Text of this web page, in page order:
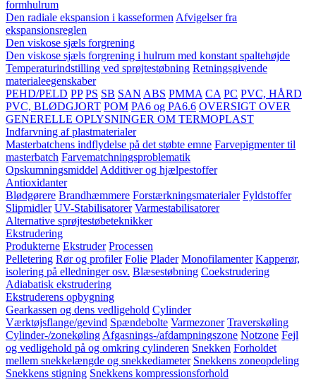
formhulrum
Den radiale ekspansion i kasseformen Afvigelser fra
ekspansionsreglen
Den viskose sjæls forgrening
Den viskose sjæls forgrening i hulrum med konstant spaltehøjde
Temperaturindstilling ved sprøjtestøbning Retningsgivende
materialeegenskaber
PEHD/PELD PP PS SB SAN ABS PMMA CA PC PVC, HÅRD
PVC, BLØDGJORT POM PA6 og PA6.6 OVERSIGT OVER
GENERELLE OPLYSNINGER OM TERMOPLAST
Indfarvning af plastmaterialer
Masterbatchens indflydelse på det støbte emne Farvepigmenter til
masterbatch Farvematchningsproblematik
Opskumningsmiddel Additiver og hjælpestoffer
Antioxidanter
Blødgørere Brandhæmmere Forstærkningsmaterialer Fyldstoffer
Slipmidler UV-Stabilisatorer Varmestabilisatorer
Alternative sprøjtestøbeteknikker
Ekstrudering
Produkterne Ekstruder Processen
Pelletering Rør og profiler Folie Plader Monofilamenter Kapperør,
isolering på elledninger osv. Blæsestøbning Coekstrudering
Adiabatisk ekstrudering
Ekstruderens opbygning
Gearkassen og dens vedligehold Cylinder
Værktøjsflange/gevind Spændebolte Varmezoner Traverskøling
Cylinder-/zonekøling Afgasnings-/afdampningszone Notzone Fejl
og vedligehold på og omkring cylinderen Snekken Forholdet
mellem snekkelængde og snekkediameter Snekkens zoneopdeling
Snekkens stigning Snekkens kompressionsforhold